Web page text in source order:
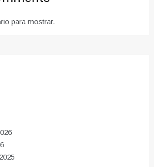
para mostrar.